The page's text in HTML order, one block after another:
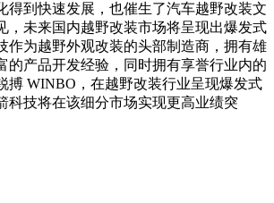
得到快速发展，也催生了汽车越野改装文
，未来国内越野改装市场将呈现出爆发式
作为越野外观改装的头部制造商，拥有雄
的产品开发经验，同时拥有享誉行业内的
WINBO，在越野改装行业呈现爆发式
科技将在该细分市场实现更高业绩突